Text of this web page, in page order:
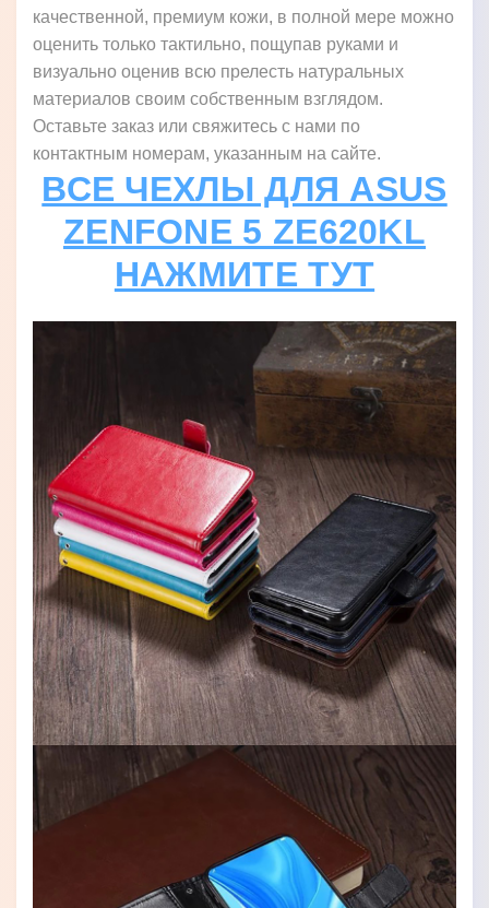
качественной, премиум кожи, в полной мере можно
оценить только тактильно, пощупав руками и
визуально оценив всю прелесть натуральных
материалов своим собственным взглядом.
Оставьте заказ или свяжитесь с нами по
контактным номерам, указанным на сайте.
ВСЕ ЧЕХЛЫ ДЛЯ ASUS
ZENFONE 5 ZE620KL
НАЖМИТЕ ТУТ